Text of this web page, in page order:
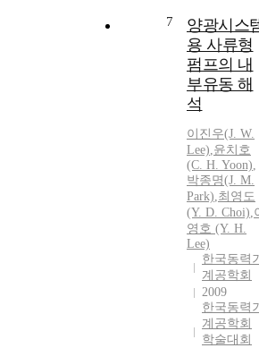
phenomenon
and show the
time
pumping
mechanism
the occurrence
of reverse flow.
7
양광시스
용 사류형
펌프의 내
부유동 해
석
이진우(J. W.
Lee),윤치호
(C. H. Yoon),
박종명(J. M.
Park),최영도
(Y. D. Choi),
영호 (Y. H.
Lee)
한국동력
계공학회
2009
한국동력
계공학회
학술대회